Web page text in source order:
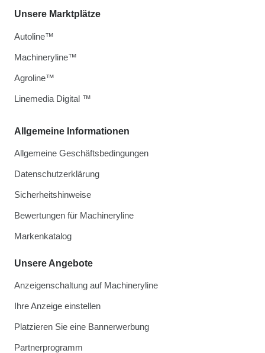
Allgemeine Informationen
Allgemeine Geschäftsbedingungen
Datenschutzerklärung
Sicherheitshinweise
Bewertungen für Machineryline
Markenkatalog
Unsere Angebote
Anzeigenschaltung auf Machineryline
Ihre Anzeige einstellen
Platzieren Sie eine Bannerwerbung
Partnerprogramm
Unsere Marktplätze
Autoline™
Machineryline™
Agroline™
Linemedia Digital ™